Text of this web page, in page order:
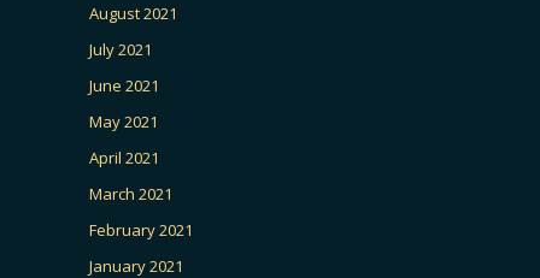
August 2021
July 2021
June 2021
May 2021
April 2021
March 2021
February 2021
January 2021